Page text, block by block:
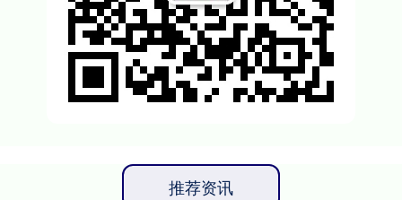
推荐资讯